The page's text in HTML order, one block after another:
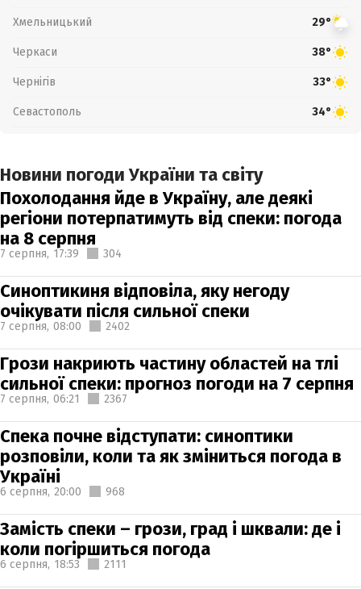
Хмельницький 29°
Черкаси 38°
Чернігів 33°
Севастополь 34°
Новини погоди України та світу
Похолодання йде в Україну, але деякі
регіони потерпатимуть від спеки: погода
на 8 серпня
7 серпня, 17:39 304
Синоптикиня відповіла, яку негоду
очікувати після сильної спеки
7 серпня, 08:00 2402
Грози накриють частину областей на тлі
сильної спеки: прогноз погоди на 7 серпня
7 серпня, 06:21 2367
Спека почне відступати: синоптики
розповіли, коли та як зміниться погода в
Україні
6 серпня, 20:00 968
Замість спеки – грози, град і шквали: де і
коли погіршиться погода
6 серпня, 18:53 2111